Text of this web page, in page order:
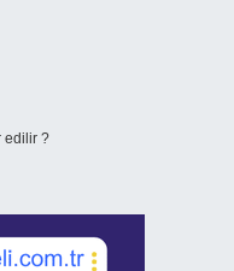
edilir ?